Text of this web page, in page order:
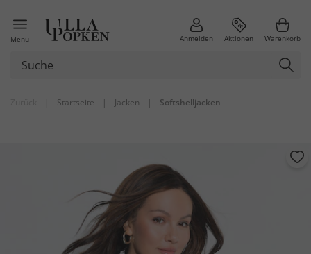
Menü Anmelden Aktionen Warenkorb
| Startseite | Jacken | Softshelljacken